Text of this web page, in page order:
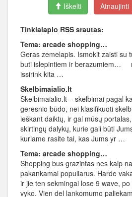
Iškelti Atnaujinti
Tinklalapio RSS srautas:
Tema: arcade shopping…
Geras zemelapis. Ismokit zaisti su
buti islepintiem ir berazumiem…
issirink kita …
Skelbimaialio.lt
Skelbimaialio.lt – skelbimai pagal
geresnio būdo, nei klasifikuoti
ieškant daiktų, ir gal mūsų
skirtingų dalykų, kurie gali būti
kuriame rasite tai, kas Jums yr …
Tema: arcade shopping…
Shopping bus grazintas nes kaip
pakankamai populiarus. Harde
ir jie ten sekmingai lose 9 wave,
vyko. Vien del lankomumo